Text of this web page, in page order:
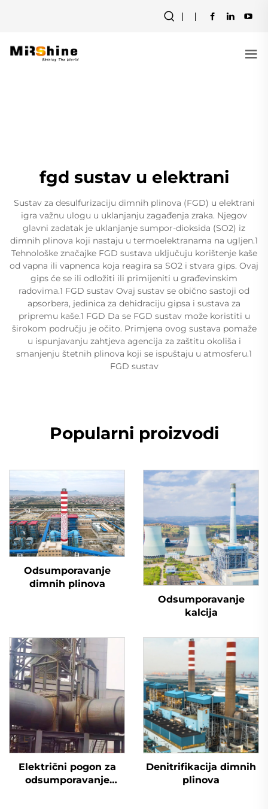
fgd sustav u elektrani
Sustav za desulfurizaciju dimnih plinova (FGD) u elektrani
igra važnu ulogu u uklanjanju zagađenja zraka. Njegov
glavni zadatak je uklanjanje sumpor-dioksida (SO2) iz
dimnih plinova koji nastaju u termoelektranama na ugljen.1
Tehnološke značajke FGD sustava uključuju korištenje kaše
od vapna ili vapnenca koja reagira sa SO2 i stvara gips. Ovaj
gips će se ili odložiti ili primijeniti u građevinskim
radovima.1 FGD sustav Ovaj sustav se obično sastoji od
apsorbera, jedinica za dehidraciju gipsa i sustava za
pripremu kaše.1 FGD Da se FGD sustav može koristiti u
širokom području je očito. Primjena ovog sustava pomaže
u ispunjavanju zahtjeva agencija za zaštitu okoliša i
smanjenju štetnih plinova koji se ispuštaju u atmosferu.1
FGD sustav
Popularni proizvodi
Odsumporavanje
dimnih plinova
Odsumporavanje
kalcija
Električni pogon za
odsumporavanje
Denitrifikacija dimnih
plinova